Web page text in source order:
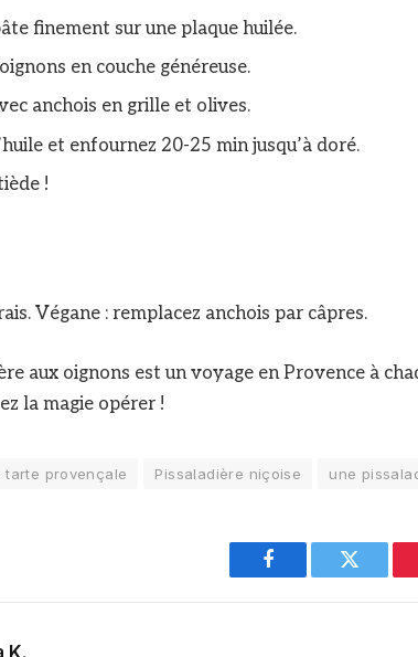
finement sur une plaque huilée.
en couche généreuse.
anchois en grille et olives.
et enfournez 20-25 min jusqu’à doré.
!
Végane : remplacez anchois par câpres.
aux oignons est un voyage en Provence à
la magie opérer !
tarte provençale Pissaladière niçoise une
Facebook Twitter
K.